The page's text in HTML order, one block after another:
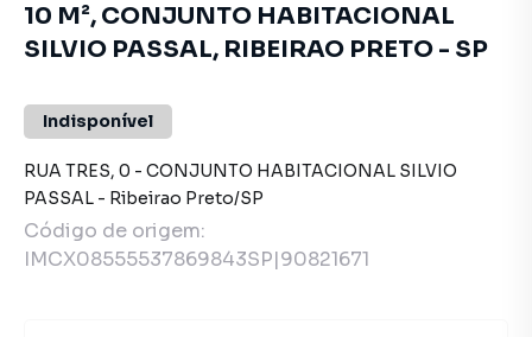
10 M², CONJUNTO HABITACIONAL
SILVIO PASSAL, RIBEIRAO PRETO - SP
Indisponível
RUA TRES, 0 - CONJUNTO HABITACIONAL SILVIO
PASSAL - Ribeirao Preto/SP
Código de origem:
IMCX08555537869843SP|90821671